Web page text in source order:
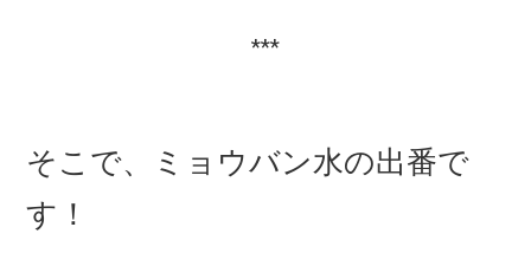
***
そこで、ミョウバン水の出番で
す！